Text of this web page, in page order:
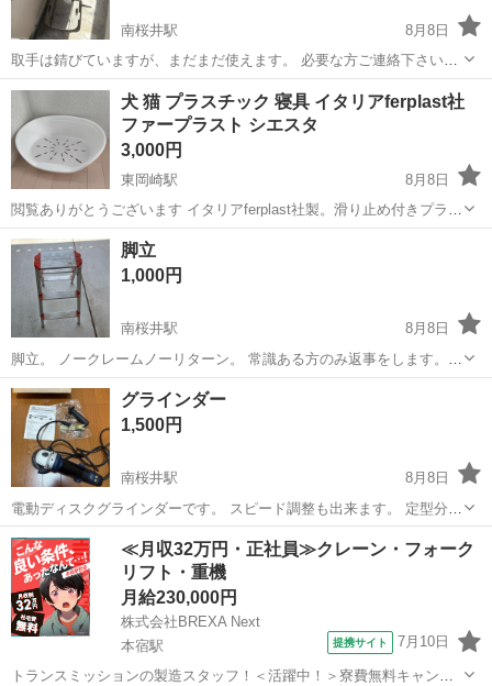
南桜井駅
8月8日
取手は錆びていますが、まだまだ使えます。 必要な方ご連絡下さい。
ノークレームノーリターンで。 常識ある方のみ連絡お願いします。 宜
しくお願いします。
愛知 岡崎市 南桜井駅 その他
犬 猫 プラスチック 寝具 イタリアferplast社
ファープラスト シエスタ
3,000円
東岡崎駅
8月8日
閲覧ありがとうございます イタリアferplast社製。滑り止め付きプラス
チック製のベッドになります。 当方の猫が気に入らなかったようでほ
とんど使わずしまってました 写真4枚目と5枚目のサイズベッドが有り
ます 2つ引き...
愛知 岡崎市 東岡崎駅
脚立
1,000円
南桜井駅
8月8日
脚立。 ノークレームノーリターン。 常識ある方のみ返事をします。
宜しくお願いします。 掃除してません。 現状渡しです。
愛知 岡崎市 南桜井駅
グラインダー
1,500円
南桜井駅
8月8日
電動ディスクグラインダーです。 スピード調整も出来ます。 定型分の
方や、常識のない方は返事をしません。 宜しくお願いします。 ノーク
レームノーリターンの方のみ受け付けます。
愛知 岡崎市 南桜井駅 その他
≪月収32万円・正社員≫クレーン・フォーク
リフト・重機
月給230,000円
株式会社BREXA Next
本宿駅
提携サイト 7月10日
トランスミッションの製造スタッフ！＜活躍中！＞寮費無料キャンペ